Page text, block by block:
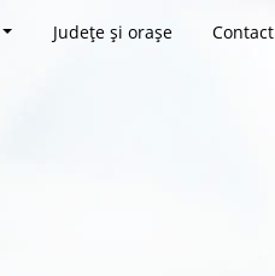
Județe și orașe Contact